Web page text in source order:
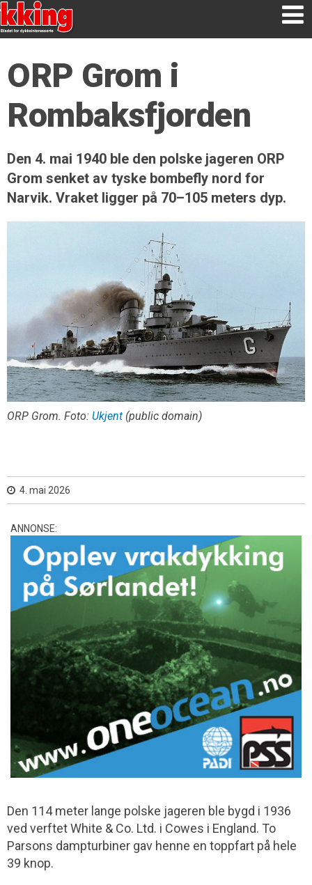
ORP Grom i
Rombaksfjorden
Den 4. mai 1940 ble den polske jageren ORP
Grom senket av tyske bombefly nord for
Narvik. Vraket ligger på 70–105 meters dyp.
ORP Grom. Foto: Ukjent (public domain)
4. mai 2026
ANNONSE:
Den 114 meter lange polske jageren ble bygd i 1936
ved verftet White & Co. Ltd. i Cowes i England. To
Parsons dampturbiner gav henne en toppfart på hele
39 knop.